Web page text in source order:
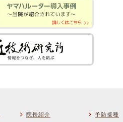
院長紹介 予防接種